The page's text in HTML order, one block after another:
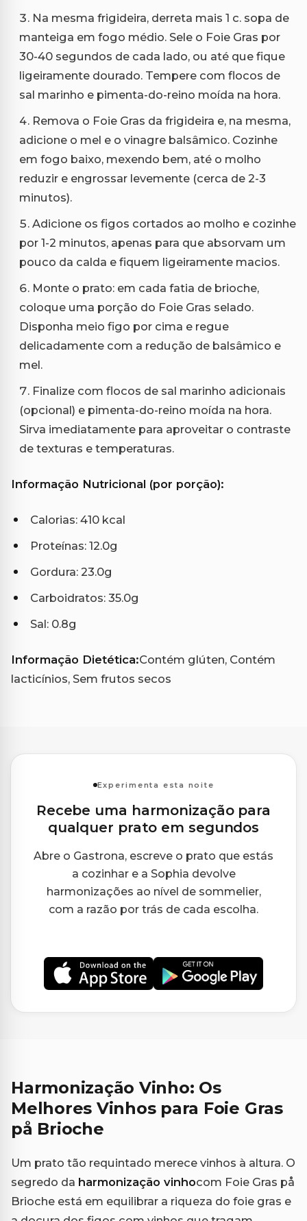
Na mesma frigideira, derreta mais 1 c. sopa de
manteiga em fogo médio. Sele o Foie Gras por
30-40 segundos de cada lado, ou até que fique
ligeiramente dourado. Tempere com flocos de
sal marinho e pimenta-do-reino moída na hora.
Remova o Foie Gras da frigideira e, na mesma,
adicione o mel e o vinagre balsâmico. Cozinhe
em fogo baixo, mexendo bem, até o molho
reduzir e engrossar levemente (cerca de 2-3
minutos).
Adicione os figos cortados ao molho e cozinhe
por 1-2 minutos, apenas para que absorvam um
pouco da calda e fiquem ligeiramente macios.
Monte o prato: em cada fatia de brioche,
coloque uma porção do Foie Gras selado.
Disponha meio figo por cima e regue
delicadamente com a redução de balsâmico e
mel.
Finalize com flocos de sal marinho adicionais
(opcional) e pimenta-do-reino moída na hora.
Sirva imediatamente para aproveitar o contraste
de texturas e temperaturas.
Informação Nutricional (por porção):
Calorias: 410 kcal
Proteínas: 12.0g
Gordura: 23.0g
Carboidratos: 35.0g
Sal: 0.8g
Informação Dietética:Contém glúten, Contém
lacticínios, Sem frutos secos
Experimenta esta noite
Recebe uma harmonização para
qualquer prato em segundos
Abre o Gastrona, escreve o prato que estás
a cozinhar e a Sophia devolve
harmonizações ao nível de sommelier,
com a razão por trás de cada escolha.
Harmonização Vinho: Os
Melhores Vinhos para Foie Gras
på Brioche
Um prato tão requintado merece vinhos à altura. O
segredo da harmonização vinhocom Foie Gras på
Brioche está em equilibrar a riqueza do foie gras e